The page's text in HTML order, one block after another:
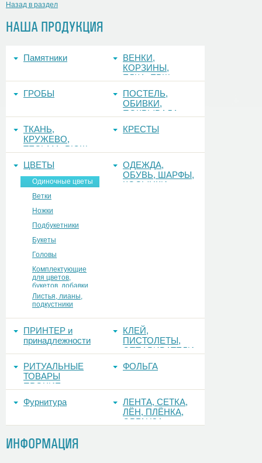
НАША ПРОДУКЦИЯ
Памятники
ВЕНКИ,
КОРЗИНЫ,
ЕЛКА, ЕРШ,
ГРОБЫ
ПОСТЕЛЬ,
ОБИВКИ,
ПОКРЫВАЛА
ТКАНЬ,
КРУЖЕВО,
ТЕСЬМА, РЮШ
КРЕСТЫ
ЦВЕТЫ
Одиночные цветы
Ветки
Ножки
Подбукетники
Букеты
Головы
Комплектующие
для цветов,
букетов, добавки
Листья, лианы,
подкустники
ОДЕЖДА,
ОБУВЬ, ШАРФЫ,
КОСЫНКИ
ПРИНТЕР и
принадлежности
КЛЕЙ,
ПИСТОЛЕТЫ,
ОТПАРИВАТЕЛИ
РИТУАЛЬНЫЕ
ТОВАРЫ
ПРОЧИЕ
ФОЛЬГА
Фурнитура
ЛЕНТА, СЕТКА,
ЛЁН, ПЛЁНКА,
ОРГАНЗА
ИНФОРМАЦИЯ
Назад в раздел